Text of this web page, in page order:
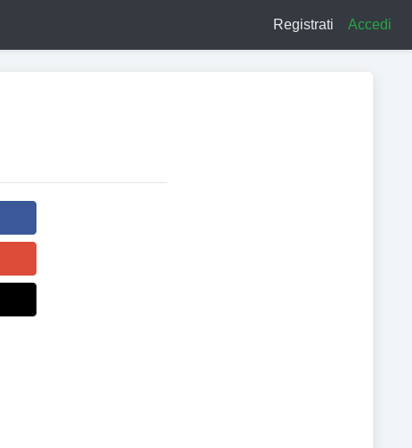
Registrati Accedi